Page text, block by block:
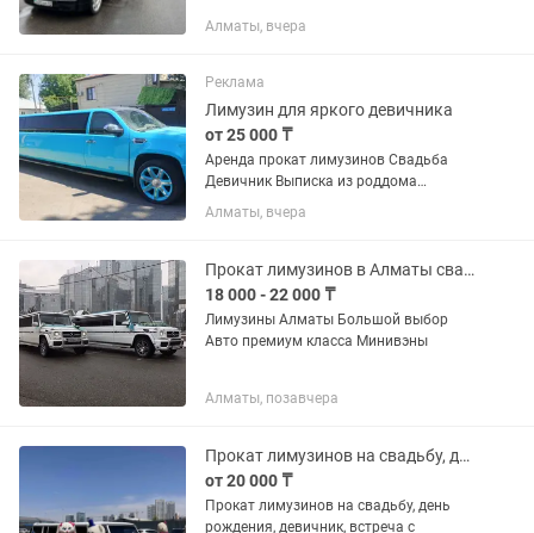
Mercedes V класс от 18000 и другие
Алматы, вчера
Реклама
Лимузин для яркого девичника
от 25 000 ₸
Аренда прокат лимузинов Свадьба
Девичник Выписка из роддома
Трансфер
Алматы, вчера
Прокат лимузинов в Алматы свадебные кортежи
18 000 - 22 000 ₸
Лимузины Алматы Большой выбор
Авто премиум класса Минивэны
Алматы, позавчера
Прокат лимузинов на свадьбу, день рождения, девичник, встреча с аэропорта
от 20 000 ₸
Прокат лимузинов на свадьбу, день
рождения, девичник, встреча с